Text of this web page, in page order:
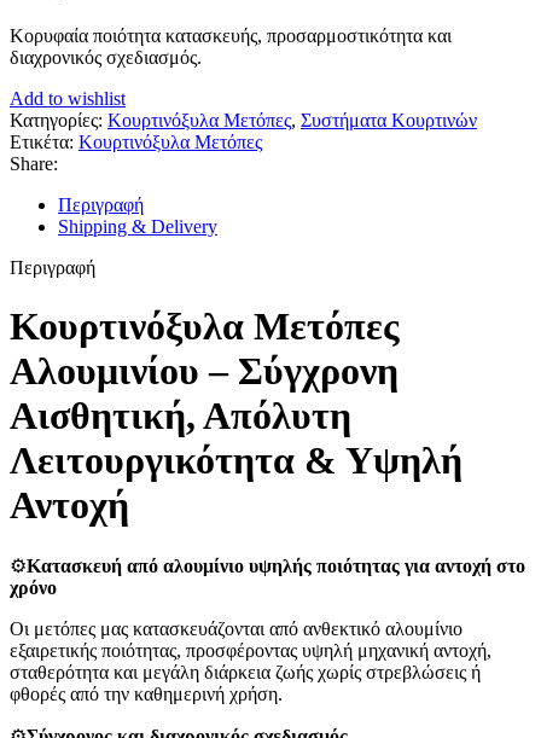
Κορυφαία ποιότητα κατασκευής, προσαρμοστικότητα και
διαχρονικός σχεδιασμός.
Add to wishlist
Κατηγορίες: Κουρτινόξυλα Μετόπες, Συστήματα Κουρτινών
Ετικέτα: Κουρτινόξυλα Μετόπες
Share:
Περιγραφή
Shipping & Delivery
Περιγραφή
Κουρτινόξυλα Μετόπες
Αλουμινίου – Σύγχρονη
Αισθητική, Απόλυτη
Λειτουργικότητα & Υψηλή
Αντοχή
⚙️Κατασκευή από αλουμίνιο υψηλής ποιότητας για αντοχή στο
χρόνο
Οι μετόπες μας κατασκευάζονται από ανθεκτικό αλουμίνιο
εξαιρετικής ποιότητας, προσφέροντας υψηλή μηχανική αντοχή,
σταθερότητα και μεγάλη διάρκεια ζωής χωρίς στρεβλώσεις ή
φθορές από την καθημερινή χρήση.